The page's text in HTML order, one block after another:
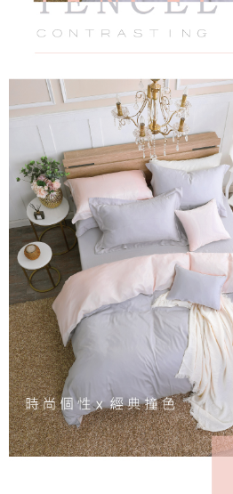
恩沛科技股份有限公司將有權停止該用戶之